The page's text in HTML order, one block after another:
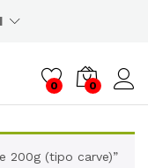
0 0
200g (tipo carve)”